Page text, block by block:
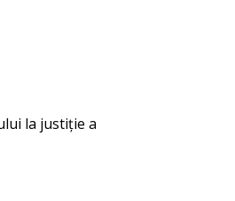
la justiție a